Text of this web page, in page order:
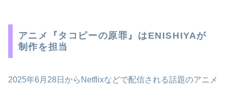
アニメ『タコピーの原罪』はENISHIYAが
制作を担当
2025年6月28日からNetflixなどで配信される話題のアニメ